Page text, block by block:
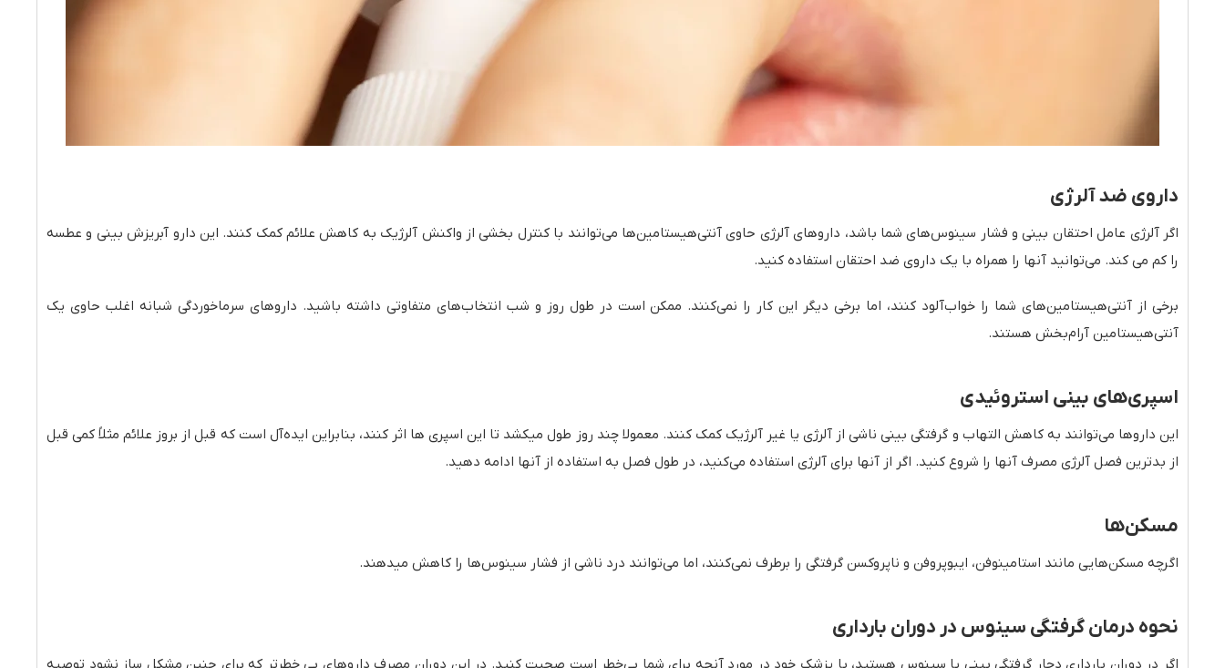
داروی ضد آلرژی
اگر آلرژی عامل احتقان بینی و فشار سینوس‌های شما باشد، داروهای آلرژی حاوی آنتی‌هیستامین‌ها می‌توانند با کنترل بخشی از واکنش آلرژیک به کاهش علائم کمک کنند. این دارو آبریزش بینی و عطسه
را کم می کند. می‌توانید آنها را همراه با یک داروی ضد احتقان استفاده کنید.
برخی از آنتی‌هیستامین‌های شما را خواب‌آلود کنند، اما برخی دیگر این کار را نمی‌کنند. ممکن است در طول روز و شب انتخاب‌های متفاوتی داشته باشید. داروهای سرماخوردگی شبانه اغلب حاوی یک
آنتی‌هیستامین آرام‌بخش هستند.
اسپری‌های بینی استروئیدی
این داروها می‌توانند به کاهش التهاب و گرفتگی بینی ناشی از آلرژی یا غیر آلرژیک کمک کنند. معمولا چند روز طول میکشد تا این اسپری ها اثر کنند، بنابراین ایده‌آل است که قبل از بروز علائم مثلاً کمی قبل
از بدترین فصل آلرژی مصرف آنها را شروع کنید. اگر از آنها برای آلرژی استفاده می‌کنید، در طول فصل به استفاده از آنها ادامه دهید.
مسکن‌ها
اگرچه مسکن‌هایی مانند استامینوفن، ایبوپروفن و ناپروکسن گرفتگی را برطرف نمی‌کنند، اما می‌توانند درد ناشی از فشار سینوس‌ها را کاهش میدهند.
نحوه درمان گرفتگی سینوس در دوران بارداری
اگر در دوران بارداری دچار گرفتگی بینی یا سینوس هستید، با پزشک خود در مورد آنچه برای شما بی‌خطر است صحبت کنید. در این دوران مصرف داروهای بی خطرتر که برای جنین مشکل ساز نشود توصیه